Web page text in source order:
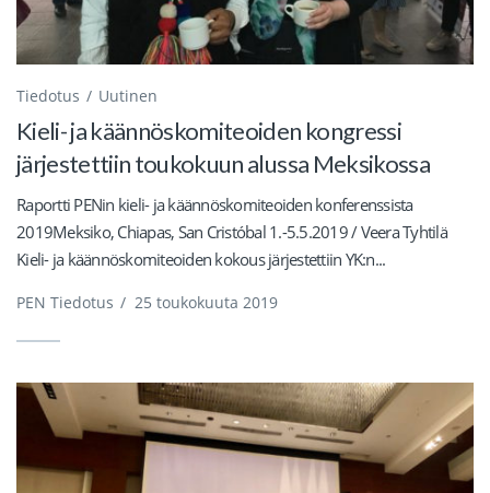
Tiedotus Uutinen
Kieli- ja käännöskomiteoiden kongressi
järjestettiin toukokuun alussa Meksikossa
Raportti PENin kieli- ja käännöskomiteoiden konferenssista
2019Meksiko, Chiapas, San Cristóbal 1.-5.5.2019 / Veera Tyhtilä
Kieli- ja käännöskomiteoiden kokous järjestettiin YK:n...
PEN Tiedotus / 25 toukokuuta 2019